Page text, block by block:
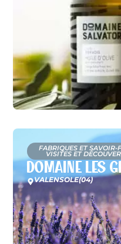
FABRIQUES ET SAVOIR-
VISITES ET
Domaine Les
VALENSOLE(04)